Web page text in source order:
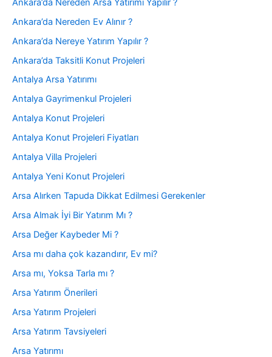
Ankara’da Nereden Arsa Yatırımı Yapılır ?
Ankara’da Nereden Ev Alınır ?
Ankara’da Nereye Yatırım Yapılır ?
Ankara’da Taksitli Konut Projeleri
Antalya Arsa Yatırımı
Antalya Gayrimenkul Projeleri
Antalya Konut Projeleri
Antalya Konut Projeleri Fiyatları
Antalya Villa Projeleri
Antalya Yeni Konut Projeleri
Arsa Alırken Tapuda Dikkat Edilmesi Gerekenler
Arsa Almak İyi Bir Yatırım Mı ?
Arsa Değer Kaybeder Mi ?
Arsa mı daha çok kazandırır, Ev mi?
Arsa mı, Yoksa Tarla mı ?
Arsa Yatırım Önerileri
Arsa Yatırım Projeleri
Arsa Yatırım Tavsiyeleri
Arsa Yatırımı